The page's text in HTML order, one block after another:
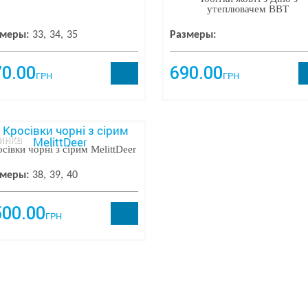
33 34 35
ГРН
утеплювачем BBT
Размеры:
690.00ГРН
чорні з сірим MelittDeer
38 39 40
ГРН